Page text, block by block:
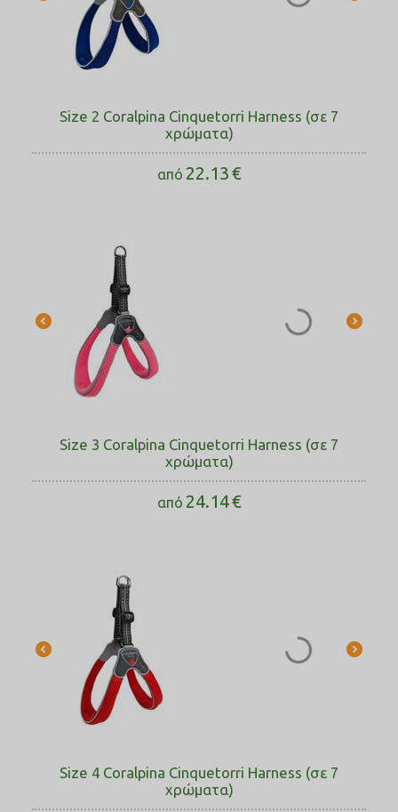
Size 2 Coralpina Cinquetorri Harness (σε 7
χρώματα)
από 22.13€
Size 3 Coralpina Cinquetorri Harness (σε 7
χρώματα)
από 24.14€
Size 4 Coralpina Cinquetorri Harness (σε 7
χρώματα)